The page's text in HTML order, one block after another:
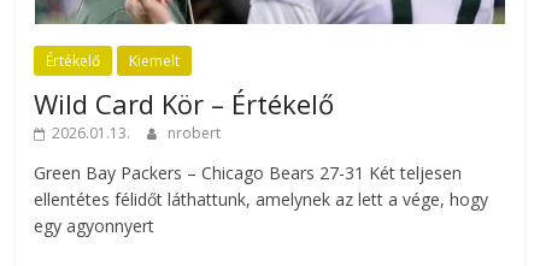
Értékelő Kiemelt
Wild Card Kör – Értékelő
2026.01.13. nrobert
Green Bay Packers – Chicago Bears 27-31 Két teljesen
ellentétes félidőt láthattunk, amelynek az lett a vége, hogy
egy agyonnyert